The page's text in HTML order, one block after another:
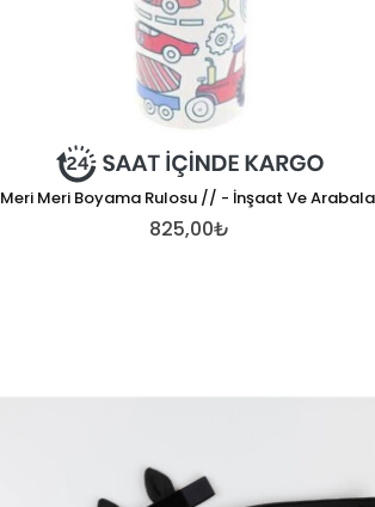
Meri Meri Boyama Rulosu // - İnşaat Ve
825,00₺